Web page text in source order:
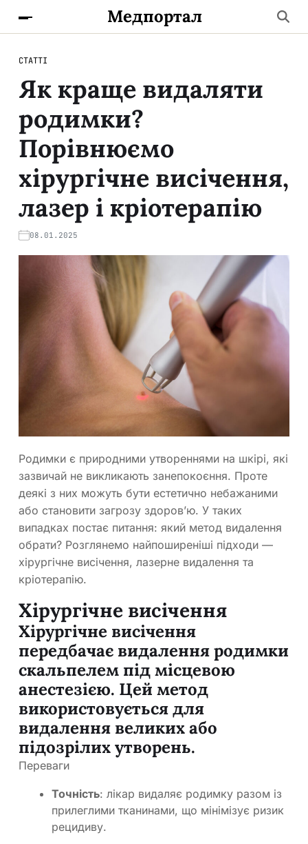
Медпортал
СТАТТІ
Як краще видаляти
родимки?
Порівнюємо
хірургічне висічення,
лазер і кріотерапію
08.01.2025
Родимки є природними утвореннями на шкірі, які
зазвичай не викликають занепокоєння. Проте
деякі з них можуть бути естетично небажаними
або становити загрозу здоров’ю. У таких
випадках постає питання: який метод видалення
обрати? Розглянемо найпоширеніші підходи —
хірургічне висічення, лазерне видалення та
кріотерапію.
Хірургічне висічення
Хірургічне висічення
передбачає видалення родимки
скальпелем під місцевою
анестезією. Цей метод
використовується для
видалення великих або
підозрілих утворень.
Переваги
Точність: лікар видаляє родимку разом із
прилеглими тканинами, що мінімізує ризик
рецидиву.